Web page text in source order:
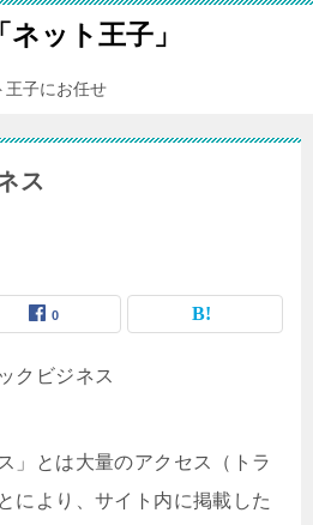
ット王子」
王子にお任せ
ス
0
クビジネス
」とは大量のアクセス（トラ
により、サイト内に掲載した